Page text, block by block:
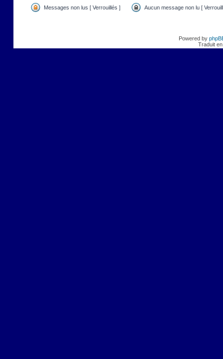
Messages non lus [ Verrouillés ] Aucun message non lu [
Powered by
Traduit